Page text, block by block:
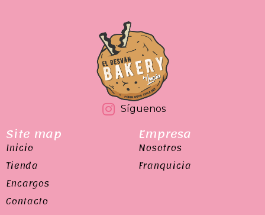
Síguenos
Site map
Inicio
Tienda
Encargos
Contacto
Empresa
Nosotros
Franquicia